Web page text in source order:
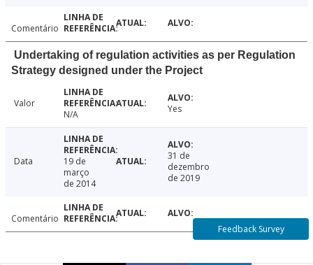
Comentário
Undertaking of regulation activities as per Regulation
Strategy designed under the Project
Valor
N/A
Yes
Data
19 de
março
de 2014
31 de
dezembro
de 2019
Comentário
Feedback Survey